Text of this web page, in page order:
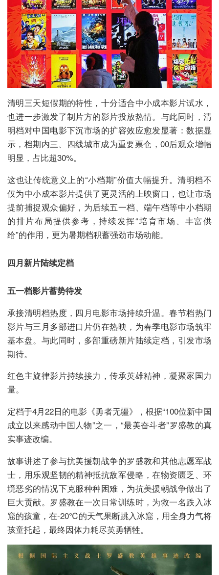
清明三天短假期的特性，十分适合中小成本影片试水，
也进一步激发了制片方的影片投放热情。与此同时，清
明档对中国电影下沉市场的扩容效应愈发显著：数据显
示，档期内三、四线城市成为重要票仓，00后观众增幅
明显，占比超30%。
这也让传统意义上的“小档期”价值大幅提升。清明档不
仅为中小成本影片提供了更灵活的上映窗口，也让市场
提前捕捉观众偏好，为后续五一档、端午档等中小档期
的排片布局提供参考，持续发挥“培育市场、丰富供
给”的作用，更为暑期档积蓄强劲市场动能。
四月新片陆续定档
五一档影片蓄势待发
承接清明档热度，四月电影市场持续升温。春节档热门
影片与三月多部进口片仍在热映，为春季电影市场筑牢
基本盘。与此同时，多部重磅新片陆续定档，引发市场
期待。
红色主旋律影片持续接力，传承英雄精神，凝聚家国力
量。
定档于4月22日的电影《勇者无疆》，根据“100位新中国
成立以来感动中国人物”之一，“最美奋斗者”罗盛教的真
实事迹改编。
故事讲述了参与抗美援朝战争的罗盛教和其他志愿军战
士，用乐观坚韧的精神抵抗敌军侵略，在物资匮乏、环
境恶劣的情况下克服种种困难，为抗美援朝战争做出了
巨大贡献。罗盛教在一次日常训练时，为救一名跌入冰
窟的孩童，在-20℃的天气果断跳入冰窟，用全身力气将
孩童托起，最终因体力耗尽英勇牺牲。